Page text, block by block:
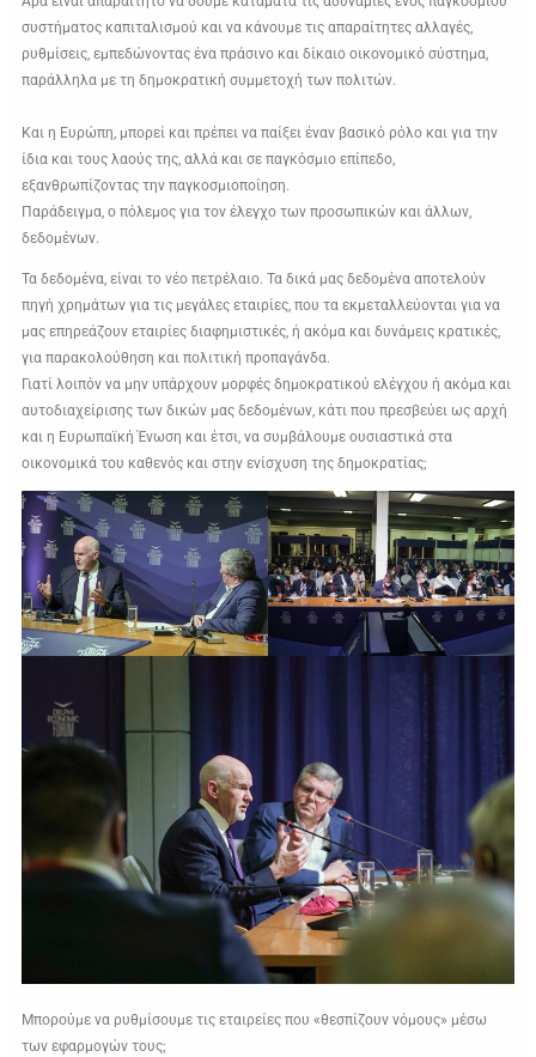
συστήματος καπιταλισμού και να κάνουμε τις απαραίτητες αλλαγές,
ρυθμίσεις, εμπεδώνοντας ένα πράσινο και δίκαιο οικονομικό σύστημα,
παράλληλα με τη δημοκρατική συμμετοχή των πολιτών.
Και η Ευρώπη, μπορεί και πρέπει να παίξει έναν βασικό ρόλο και για την
ίδια και τους λαούς της, αλλά και σε παγκόσμιο επίπεδο,
εξανθρωπίζοντας την παγκοσμιοποίηση.
Παράδειγμα, ο πόλεμος για τον έλεγχο των προσωπικών και άλλων,
δεδομένων.
Τα δεδομένα, είναι το νέο πετρέλαιο. Τα δικά μας δεδομένα αποτελούν
πηγή χρημάτων για τις μεγάλες εταιρίες, που τα εκμεταλλεύονται για να
μας επηρεάζουν εταιρίες διαφημιστικές, ή ακόμα και δυνάμεις κρατικές,
για παρακολούθηση και πολιτική προπαγάνδα.
Γιατί λοιπόν να μην υπάρχουν μορφές δημοκρατικού ελέγχου ή ακόμα και
αυτοδιαχείρισης των δικών μας δεδομένων, κάτι που πρεσβεύει ως αρχή
και η Ευρωπαϊκή Ένωση και έτσι, να συμβάλουμε ουσιαστικά στα
οικονομικά του καθενός και στην ενίσχυση της δημοκρατίας;
Μπορούμε να ρυθμίσουμε τις εταιρείες που «θεσπίζουν νόμους» μέσω
των εφαρμογών τους;